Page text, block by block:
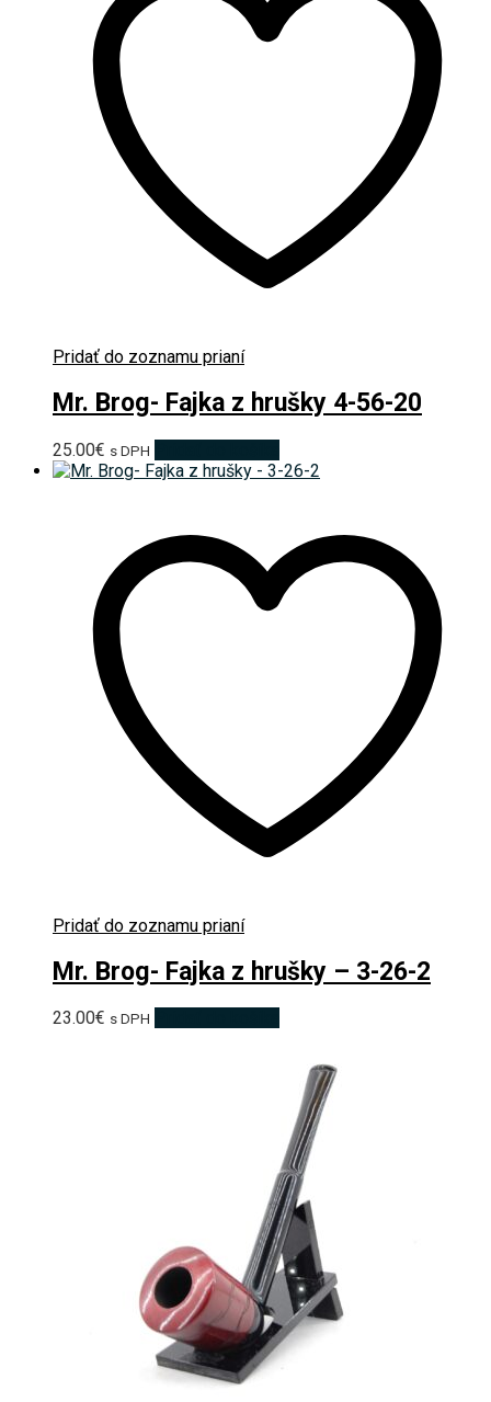
Pridať do zoznamu prianí
Mr. Brog- Fajka z hrušky 4-56-20
25.00€ s DPH
Pridať do zoznamu prianí
Mr. Brog- Fajka z hrušky – 3-26-2
23.00€ s DPH